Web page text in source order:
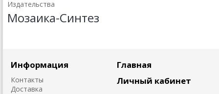
Издательства
Мозаика-Синтез
Информация
Контакты
Доставка
Главная
Личный кабинет